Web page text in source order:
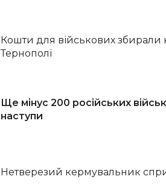
Кошти для військових збирали
Тернополі
Ще мінус 200 російських
наступи
Нетверезий кермувальник